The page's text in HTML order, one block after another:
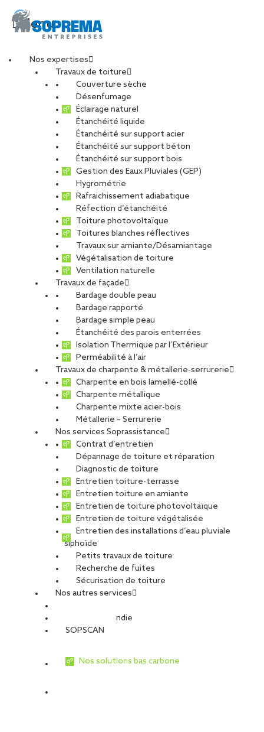
Menu
Nos expertises
Travaux de toiture
Couverture sèche
Désenfumage
Éclairage naturel
Étanchéité liquide
Étanchéité sur support acier
Étanchéité sur support béton
Étanchéité sur support bois
Gestion des Eaux Pluviales (GEP)
Hygrométrie
Rafraichissement adiabatique
Réfection d’étanchéité
Toiture photovoltaïque
Toitures blanches réflectives
Travaux sur amiante/Désamiantage
Végétalisation de toiture
Ventilation naturelle
Travaux de façade
Bardage double peau
Bardage rapporté
Bardage simple peau
Étanchéité des parois enterrées
Isolation Thermique par l’Extérieur
Perméabilité à l’air
Travaux de charpente & métallerie-serrurerie
Charpente en bois lamellé-collé
Charpente métallique
Charpente mixte acier-bois
Métallerie – Serrurerie
Nos services Soprassistance
Contrat d’entretien
Dépannage de toiture et réparation
Diagnostic de toiture
Entretien toiture-terrasse
Entretien toiture en amiante
Entretien de toiture photovoltaïque
Entretien de toiture végétalisée
Entretien des installations d’eau pluviale
siphoïde
Petits travaux de toiture
Recherche de fuites
Sécurisation de toiture
Nos autres services
Sécurité Incendie
SOPSCAN
Nos solutions bas carbone
PARTAGER